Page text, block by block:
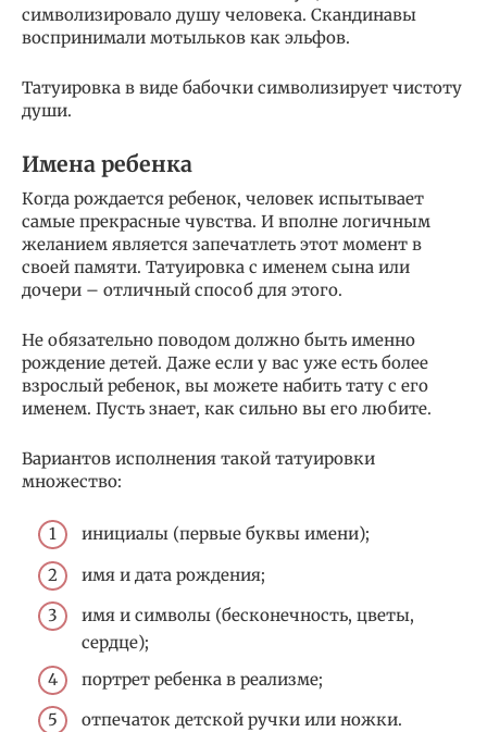
символизировало душу человека. Скандинавы
воспринимали мотыльков как эльфов.
Татуировка в виде бабочки символизирует чистоту
души.
Имена ребенка
Когда рождается ребенок, человек испытывает
самые прекрасные чувства. И вполне логичным
желанием является запечатлеть этот момент в
своей памяти. Татуировка с именем сына или
дочери – отличный способ для этого.
Не обязательно поводом должно быть именно
рождение детей. Даже если у вас уже есть более
взрослый ребенок, вы можете набить тату с его
именем. Пусть знает, как сильно вы его любите.
Вариантов исполнения такой татуировки
множество:
инициалы (первые буквы имени);
имя и дата рождения;
имя и символы (бесконечность, цветы,
сердце);
портрет ребенка в реализме;
отпечаток детской ручки или ножки.